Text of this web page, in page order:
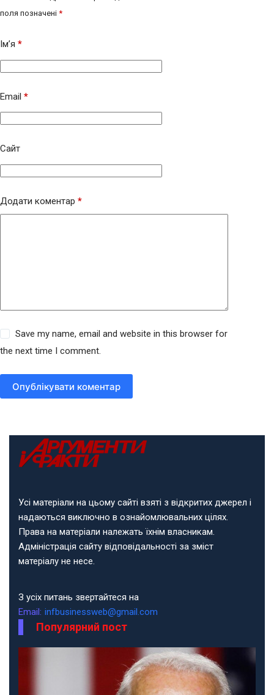
поля позначені *
Ім’я *
Email *
Сайт
Додати коментар *
Save my name, email and website in this browser for
the next time I comment.
Опублікувати коментар
Усі матеріали на цьому сайті взяті з відкритих джерел і
надаються виключно в ознайомлювальних цілях.
Права на матеріали належать їхнім власникам.
Адміністрація сайту відповідальності за зміст
матеріалу не несе.
З усіх питань звертайтеся на
Email: infbusinessweb@gmail.com
Популярний пост